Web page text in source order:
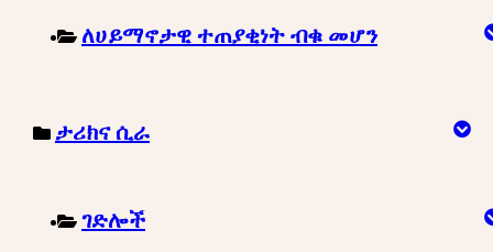
ለሀይማኖታዊ ተጠያቂነት ብቁ መሆን
ታሪክና ሲራ
ገድሎች